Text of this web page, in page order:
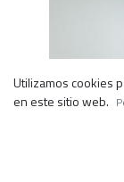
Utilizamos cookies
en este sitio web.